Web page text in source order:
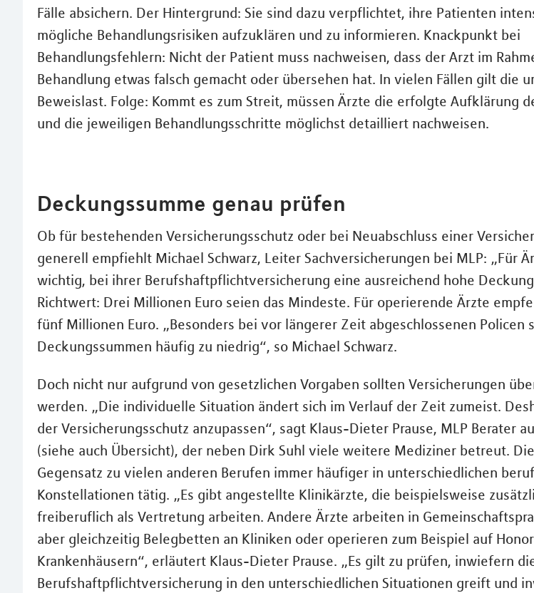
Fälle absichern. Der Hintergrund: Sie sind dazu verpflichtet, ihre Patienten
mögliche Behandlungsrisiken aufzuklären und zu informieren. Knackpunkt bei
Behandlungsfehlern: Nicht der Patient muss nachweisen, dass der Arzt im
Behandlung etwas falsch gemacht oder übersehen hat. In vielen Fällen gilt die
Beweislast. Folge: Kommt es zum Streit, müssen Ärzte die erfolgte Aufklärung
und die jeweiligen Behandlungsschritte möglichst detailliert nachweisen.
Deckungssumme genau prüfen
Ob für bestehenden Versicherungsschutz oder bei Neuabschluss einer
generell empfiehlt Michael Schwarz, Leiter Sachversicherungen bei MLP: „Für
wichtig, bei ihrer Berufshaftpflichtversicherung eine ausreichend hohe
Richtwert: Drei Millionen Euro seien das Mindeste. Für operierende Ärzte
fünf Millionen Euro. „Besonders bei vor längerer Zeit abgeschlossenen Policen
Deckungssummen häufig zu niedrig“, so Michael Schwarz.
Doch nicht nur aufgrund von gesetzlichen Vorgaben sollten Versicherungen
werden. „Die individuelle Situation ändert sich im Verlauf der Zeit zumeist.
der Versicherungsschutz anzupassen“, sagt Klaus-Dieter Prause, MLP Berater
(siehe auch Übersicht), der neben Dirk Suhl viele weitere Mediziner betreut.
Gegensatz zu vielen anderen Berufen immer häufiger in unterschiedlichen
Konstellationen tätig. „Es gibt angestellte Klinikärzte, die beispielsweise
freiberuflich als Vertretung arbeiten. Andere Ärzte arbeiten in
aber gleichzeitig Belegbetten an Kliniken oder operieren zum Beispiel auf
Krankenhäusern“, erläutert Klaus-Dieter Prause. „Es gilt zu prüfen, inwiefern
Berufshaftpflichtversicherung in den unterschiedlichen Situationen greift und